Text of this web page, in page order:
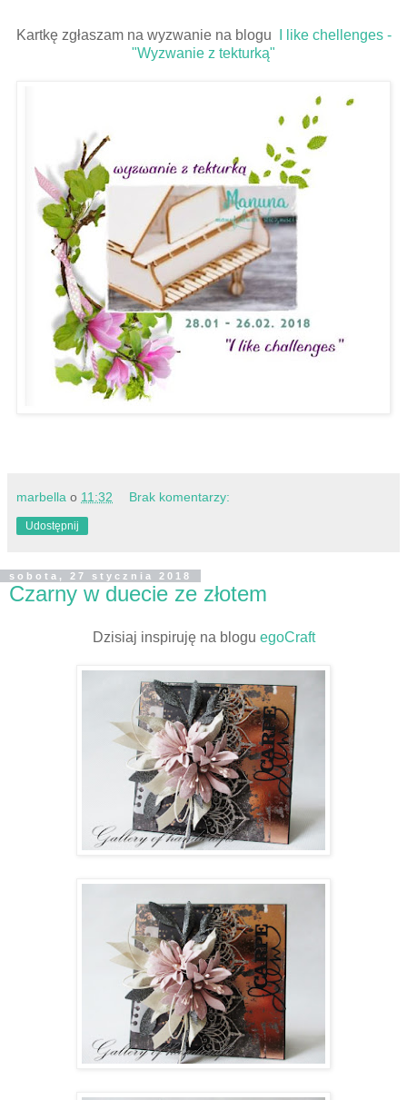
Kartkę zgłaszam na wyzwanie na blogu
I like chellenges -
"Wyzwanie z tekturką"
marbella o 11:32 Brak komentarzy:
Udostępnij
sobota, 27 stycznia 2018
Czarny w duecie ze złotem
Dzisiaj inspiruję na blogu egoCraft